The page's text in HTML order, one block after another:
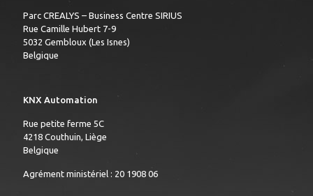
Parc CREALYS – Business Centre SIRIUS
Rue Camille Hubert 7-9
5032 Gembloux (Les Isnes)
Belgique
KNX Automation
Rue petite ferme 5C
4218 Couthuin, Liège
Belgique
Agrément ministériel : 20 1908 06